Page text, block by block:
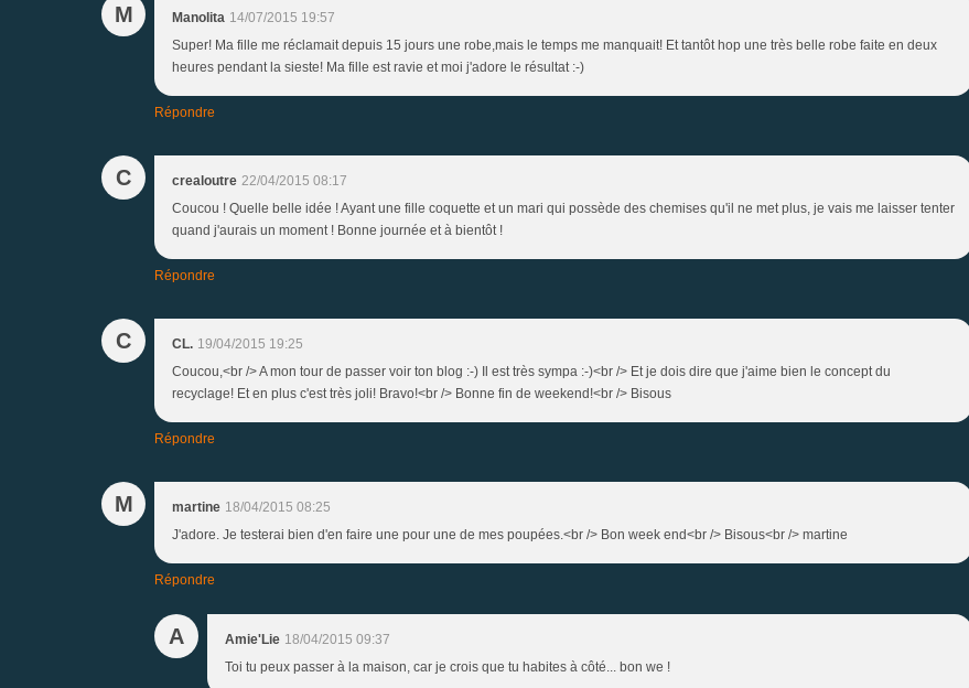
M Manolita 14/07/2015 19:57
Super! Ma fille me réclamait depuis 15 jours une robe,mais le temps me manquait! Et tantôt hop une très belle robe faite en deux
heures pendant la sieste! Ma fille est ravie et moi j'adore le résultat :-)
Répondre
C crealoutre 22/04/2015 08:17
Coucou ! Quelle belle idée ! Ayant une fille coquette et un mari qui possède des chemises qu'il ne met plus, je vais me laisser tenter
quand j'aurais un moment ! Bonne journée et à bientôt !
Répondre
C CL. 19/04/2015 19:25
Coucou,<br /> A mon tour de passer voir ton blog :-) Il est très sympa :-)<br /> Et je dois dire que j'aime bien le concept du
recyclage! Et en plus c'est très joli! Bravo!<br /> Bonne fin de weekend!<br /> Bisous
Répondre
M martine 18/04/2015 08:25
J'adore. Je testerai bien d'en faire une pour une de mes poupées.<br /> Bon week end<br /> Bisous<br /> martine
Répondre
A Amie'Lie 18/04/2015 09:37
Toi tu peux passer à la maison, car je crois que tu habites à côté... bon we !